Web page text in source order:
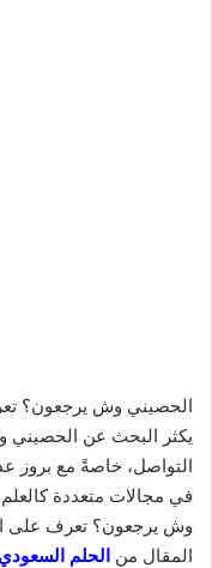
الحصيني وش يرجعون؟
يكثر البحث عن
التواصل، خاصةً مع بروز
في مجالات متعددة كالعلم
وش يرجعون؟ تعرف على
المقال من الحلم السعودي